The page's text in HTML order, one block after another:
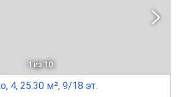
1 из 10
4, 25.30 м², 9/18 эт.